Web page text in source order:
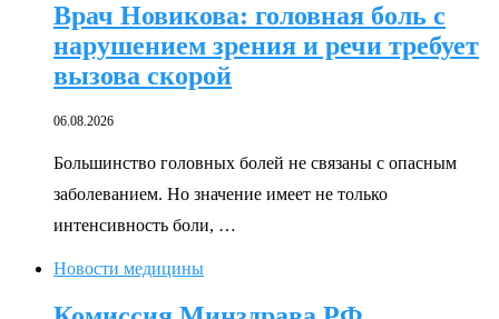
Врач Новикова: головная боль с
нарушением зрения и речи требует
вызова скорой
06.08.2026
Большинство головных болей не связаны с опасным
заболеванием. Но значение имеет не только
интенсивность боли, …
Новости медицины